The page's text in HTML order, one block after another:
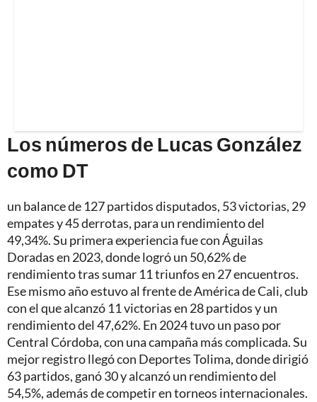
Los números de Lucas González
como DT
un balance de 127 partidos disputados, 53 victorias, 29
empates y 45 derrotas, para un rendimiento del
49,34%. Su primera experiencia fue con Águilas
Doradas en 2023, donde logró un 50,62% de
rendimiento tras sumar 11 triunfos en 27 encuentros.
Ese mismo año estuvo al frente de América de Cali, club
con el que alcanzó 11 victorias en 28 partidos y un
rendimiento del 47,62%. En 2024 tuvo un paso por
Central Córdoba, con una campaña más complicada. Su
mejor registro llegó con Deportes Tolima, donde dirigió
63 partidos, ganó 30 y alcanzó un rendimiento del
54,5%, además de competir en torneos internacionales.